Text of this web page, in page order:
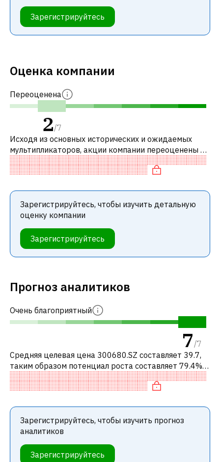
Зарегистрируйтесь
Оценка компании
Переоценена
2/7
Исходя из основных исторических и ожидаемых
мультипликаторов, акции компании переоценены по
сравнению с аналогичными компаниями. В
частности, акция справедливо оценена по
Зарегистрируйтесь, чтобы изучить детальную
оценку компании
Зарегистрируйтесь
Прогноз аналитиков
Очень благоприятный
7/7
Средняя целевая цена 300680.SZ составляет 39.7,
таким образом потенциал роста составляет 79.4%.
Обычно это означает рекомендацию «ПОКУПАТЬ»
среди инвестиционных компаний
Зарегистрируйтесь, чтобы изучить прогноз
аналитиков
Зарегистрируйтесь